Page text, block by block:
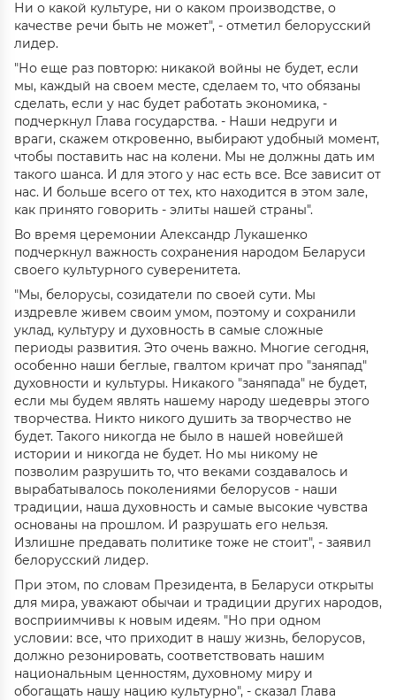
Ни о какой культуре, ни о каком производстве, о
качестве речи быть не может", - отметил белорусский
лидер.
"Но еще раз повторю: никакой войны не будет, если
мы, каждый на своем месте, сделаем то, что обязаны
сделать, если у нас будет работать экономика, -
подчеркнул Глава государства. - Наши недруги и
враги, скажем откровенно, выбирают удобный момент,
чтобы поставить нас на колени. Мы не должны дать им
такого шанса. И для этого у нас есть все. Все зависит от
нас. И больше всего от тех, кто находится в этом зале,
как принято говорить - элиты нашей страны".
Во время церемонии Александр Лукашенко
подчеркнул важность сохранения народом Беларуси
своего культурного суверенитета.
"Мы, белорусы, созидатели по своей сути. Мы
издревле живем своим умом, поэтому и сохранили
уклад, культуру и духовность в самые сложные
периоды развития. Это очень важно. Многие сегодня,
особенно наши беглые, гвалтом кричат про "заняпад"
духовности и культуры. Никакого "заняпада" не будет,
если мы будем являть нашему народу шедевры этого
творчества. Никто никого душить за творчество не
будет. Такого никогда не было в нашей новейшей
истории и никогда не будет. Но мы никому не
позволим разрушить то, что веками создавалось и
вырабатывалось поколениями белорусов - наши
традиции, наша духовность и самые высокие чувства
основаны на прошлом. И разрушать его нельзя.
Излишне предавать политике тоже не стоит", - заявил
белорусский лидер.
При этом, по словам Президента, в Беларуси открыты
для мира, уважают обычаи и традиции других народов,
восприимчивы к новым идеям. "Но при одном
условии: все, что приходит в нашу жизнь, белорусов,
должно резонировать, соответствовать нашим
национальным ценностям, духовному миру и
обогащать нашу нацию культурно", - сказал Глава